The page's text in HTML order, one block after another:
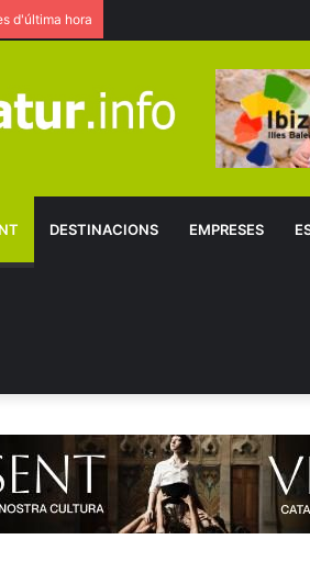
d'última hora
DESTINACIONS EMPRESES